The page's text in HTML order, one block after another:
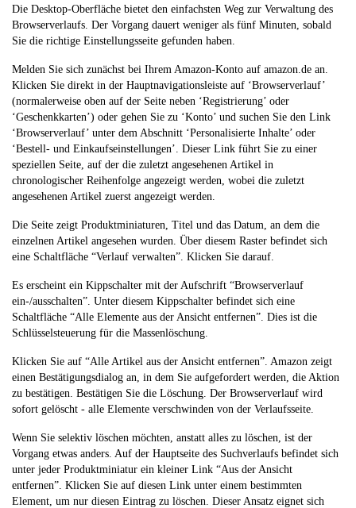
Die Desktop-Oberfläche bietet den einfachsten Weg zur Verwaltung des
Browserverlaufs. Der Vorgang dauert weniger als fünf Minuten, sobald
Sie die richtige Einstellungsseite gefunden haben.
Melden Sie sich zunächst bei Ihrem Amazon-Konto auf amazon.de an.
Klicken Sie direkt in der Hauptnavigationsleiste auf ‘Browserverlauf’
(normalerweise oben auf der Seite neben ‘Registrierung’ oder
‘Geschenkkarten’) oder gehen Sie zu ‘Konto’ und suchen Sie den Link
‘Browserverlauf’ unter dem Abschnitt ‘Personalisierte Inhalte’ oder
‘Bestell- und Einkaufseinstellungen’. Dieser Link führt Sie zu einer
speziellen Seite, auf der die zuletzt angesehenen Artikel in
chronologischer Reihenfolge angezeigt werden, wobei die zuletzt
angesehenen Artikel zuerst angezeigt werden.
Die Seite zeigt Produktminiaturen, Titel und das Datum, an dem die
einzelnen Artikel angesehen wurden. Über diesem Raster befindet sich
eine Schaltfläche “Verlauf verwalten”. Klicken Sie darauf.
Es erscheint ein Kippschalter mit der Aufschrift “Browserverlauf
ein-/ausschalten”. Unter diesem Kippschalter befindet sich eine
Schaltfläche “Alle Elemente aus der Ansicht entfernen”. Dies ist die
Schlüsselsteuerung für die Massenlöschung.
Klicken Sie auf “Alle Artikel aus der Ansicht entfernen”. Amazon zeigt
einen Bestätigungsdialog an, in dem Sie aufgefordert werden, die Aktion
zu bestätigen. Bestätigen Sie die Löschung. Der Browserverlauf wird
sofort gelöscht - alle Elemente verschwinden von der Verlaufsseite.
Wenn Sie selektiv löschen möchten, anstatt alles zu löschen, ist der
Vorgang etwas anders. Auf der Hauptseite des Suchverlaufs befindet sich
unter jeder Produktminiatur ein kleiner Link “Aus der Ansicht
entfernen”. Klicken Sie auf diesen Link unter einem bestimmten
Element, um nur diesen Eintrag zu löschen. Dieser Ansatz eignet sich